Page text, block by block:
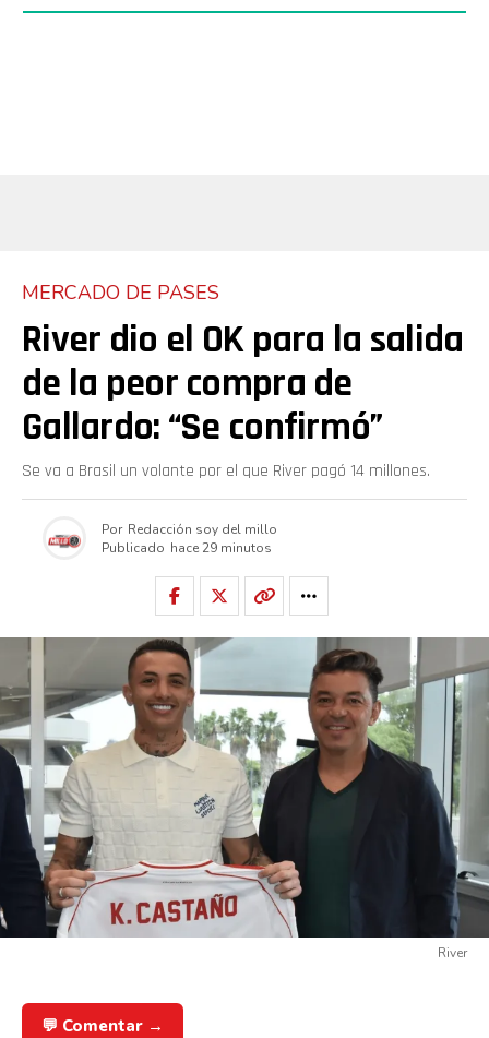
MERCADO DE PASES
River dio el OK para la salida
de la peor compra de
Gallardo: “Se confirmó”
Se va a Brasil un volante por el que River pagó 14 millones.
Por Redacción soy del millo
Publicado hace 29 minutos
River
💬 Comentar →